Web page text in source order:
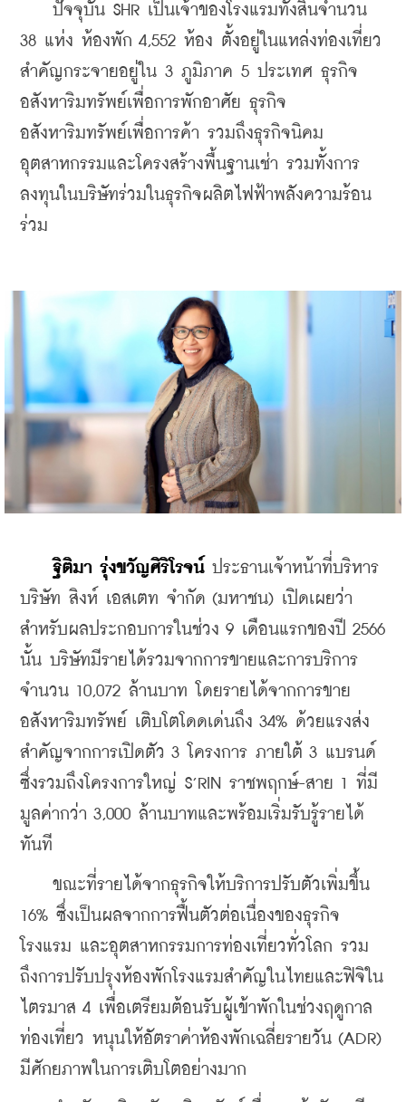
ปัจจุบัน SHR เป็นเจ้าของโรงแรมทั้งสิ้นจำนวน
38 แห่ง ห้องพัก 4,552 ห้อง ตั้งอยู่ในแหล่งท่องเที่ยว
สำคัญกระจายอยู่ใน 3 ภูมิภาค 5 ประเทศ ธุรกิจ
อสังหาริมทรัพย์เพื่อการพักอาศัย ธุรกิจ
อสังหาริมทรัพย์เพื่อการค้า รวมถึงธุรกิจนิคม
อุตสาหกรรมและโครงสร้างพื้นฐานเช่า รวมทั้งการ
ลงทุนในบริษัทร่วมในธุรกิจผลิตไฟฟ้าพลังความร้อน
ร่วม
ฐิติมา รุ่งขวัญศิริโรจน์ ประธานเจ้าหน้าที่บริหาร
บริษัท สิงห์ เอสเตท จำกัด (มหาชน) เปิดเผยว่า
สำหรับผลประกอบการในช่วง 9 เดือนแรกของปี 2566
นั้น บริษัทมีรายได้รวมจากการขายและการบริการ
จำนวน 10,072 ล้านบาท โดยรายได้จากการขาย
อสังหาริมทรัพย์ เติบโตโดดเด่นถึง 34% ด้วยแรงส่ง
สำคัญจากการเปิดตัว 3 โครงการ ภายใต้ 3 แบรนด์
ซึ่งรวมถึงโครงการใหญ่ S’RIN ราชพฤกษ์-สาย 1 ที่มี
มูลค่ากว่า 3,000 ล้านบาทและพร้อมเริ่มรับรู้รายได้
ทันที
ขณะที่รายได้จากธุรกิจให้บริการปรับตัวเพิ่มขึ้น
16% ซึ่งเป็นผลจากการฟื้นตัวต่อเนื่องของธุรกิจ
โรงแรม และอุตสาหกรรมการท่องเที่ยวทั่วโลก รวม
ถึงการปรับปรุงห้องพักโรงแรมสำคัญในไทยและฟิจิใน
ไตรมาส 4 เพื่อเตรียมต้อนรับผู้เข้าพักในช่วงฤดูกาล
ท่องเที่ยว หนุนให้อัตราค่าห้องพักเฉลี่ยรายวัน (ADR)
มีศักยภาพในการเติบโตอย่างมาก